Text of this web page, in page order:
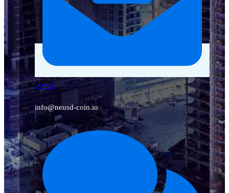
メール
info@neusd-coin.io